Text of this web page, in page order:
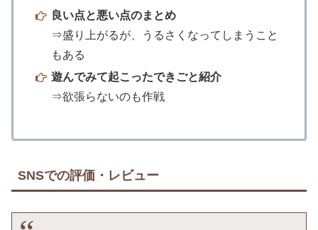
良い点と悪い点のまとめ
⇒盛り上がるが、うるさくなってしまうこと
もある
遊んでみて起こったできごと紹介
⇒欲張らないのも作戦
SNSでの評価・レビュー